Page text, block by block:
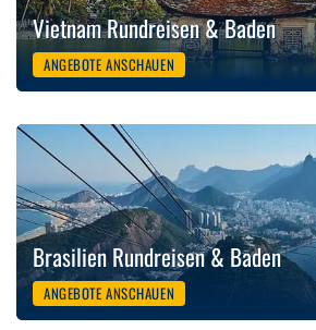
Vietnam Rundreisen & Baden
ANGEBOTE ANSCHAUEN
Brasilien Rundreisen & Baden
ANGEBOTE ANSCHAUEN